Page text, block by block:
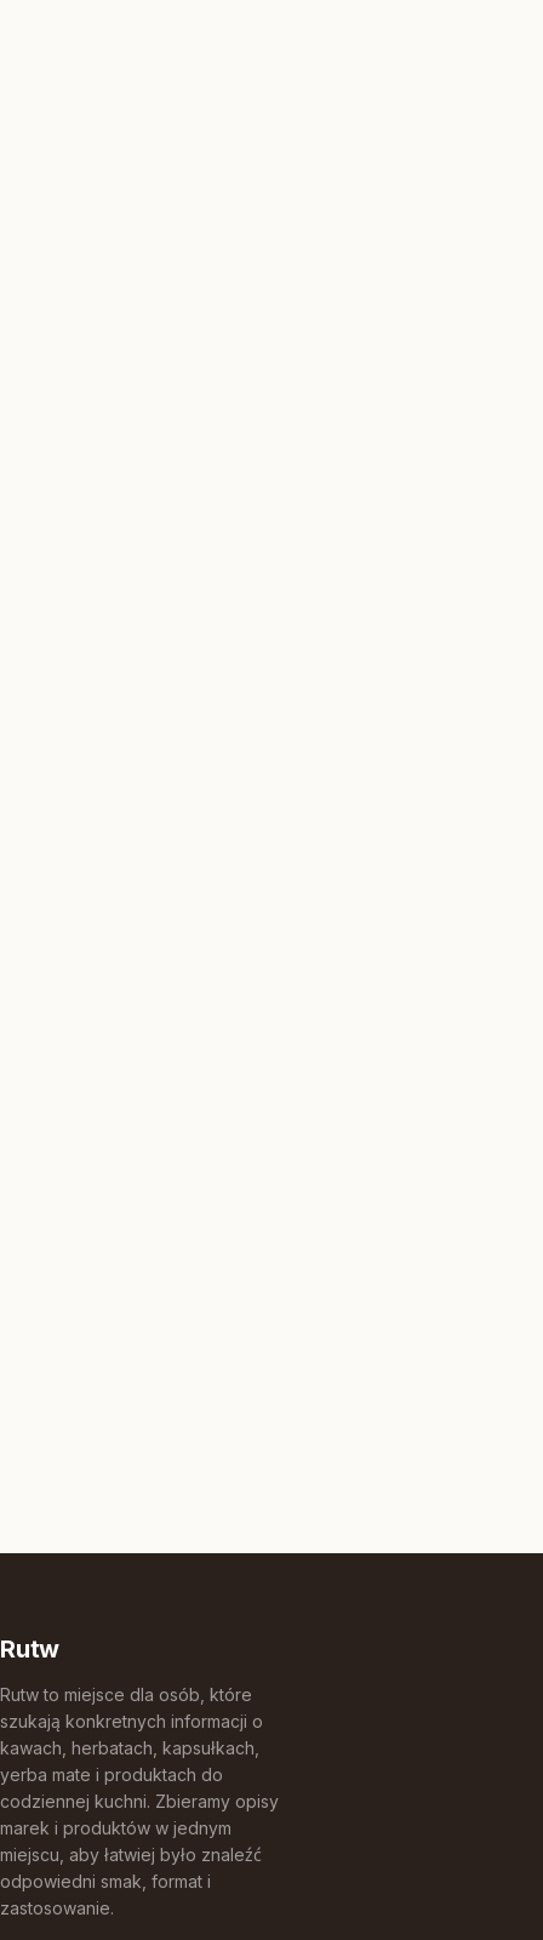
Rutw
Rutw to miejsce dla osób, które
szukają konkretnych informacji o
kawach, herbatach, kapsułkach,
yerba mate i produktach do
codziennej kuchni. Zbieramy opisy
marek i produktów w jednym
miejscu, aby łatwiej było znaleźć
odpowiedni smak, format i
zastosowanie.